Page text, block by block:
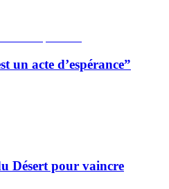
un acte d’espérance”
Désert pour vaincre